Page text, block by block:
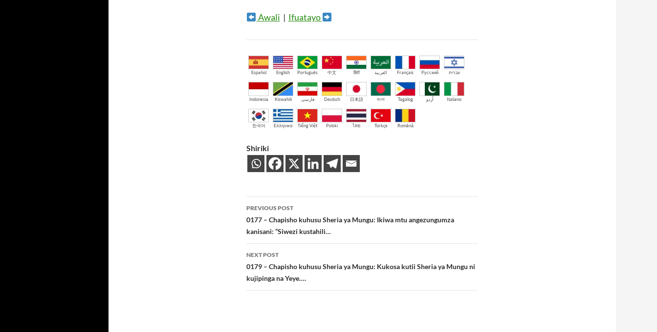
Awali | Ifuatayo
Español English Português 中文 हिंदी العربية Français Русский עברית
Indonesia Kiswahili فارسی Deutsch 日本語 বাংলা Tagalog اُردو Italiano
한국어 Ελληνικά Tiếng Việt Polski ไทย Türkçe Română
Shiriki
Post
navigation
PREVIOUS POST
0177 – Chapisho kuhusu Sheria ya Mungu: Ikiwa mtu angezungumza
kanisani: “Siwezi kustahili…
NEXT POST
0179 – Chapisho kuhusu Sheria ya Mungu: Kukosa kutii Sheria ya Mungu ni
kujipinga na Yeye….